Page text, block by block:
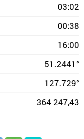
03:02
00:38
16:00
51.2441°
127.729°
364 247,43